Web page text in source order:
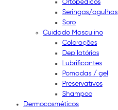
Ortopédicos
Seringas/agulhas
Soro
Cuidado Masculino
Colorações
Depilatórios
Lubrificantes
Pomadas / gel
Preservativos
Shampoo
Dermocosméticos